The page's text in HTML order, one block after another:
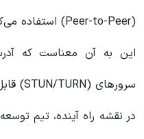
(Peer-to-Peer) استفاده می‌کنند.
سرورهای (STUN/TURN) قابل مشاهده است.
در نقشه راه آینده، تیم